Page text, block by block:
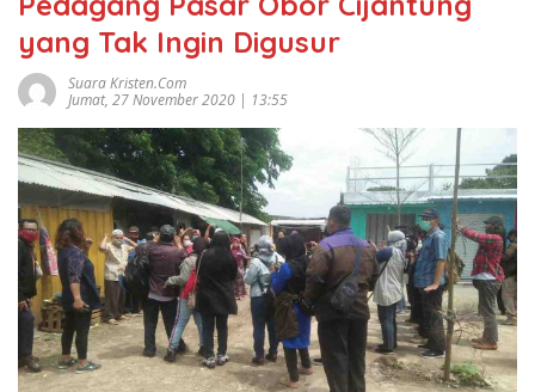
yang Tak Ingin Digusur
Suara Kristen.com
Jumat, 27 November 2020 | 13:55